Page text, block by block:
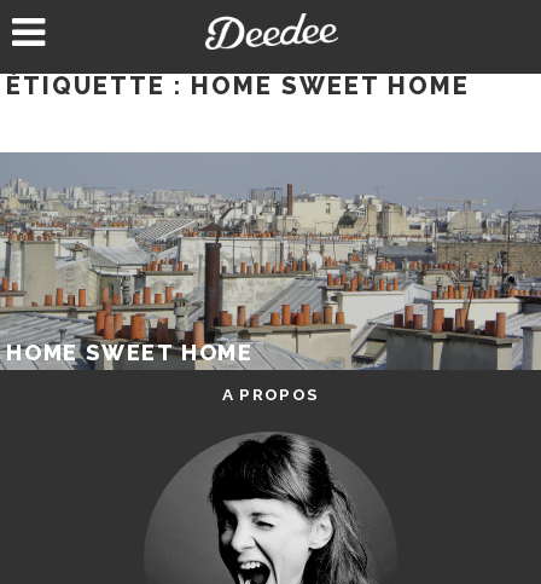
au
ÉTIQUETTE : HOME SWEET HOME
HOME SWEET HOME
A PROPOS